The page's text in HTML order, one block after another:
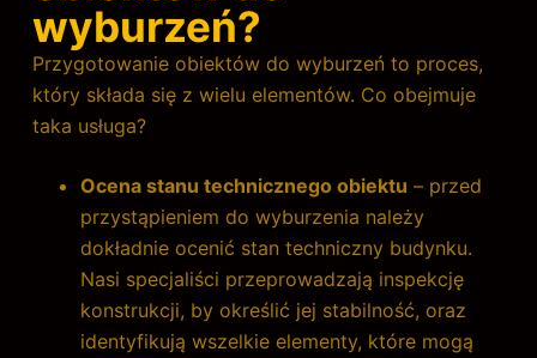
wyburzeń?
Przygotowanie obiektów do wyburzeń to proces,
który składa się z wielu elementów. Co obejmuje
taka usługa?
Ocena stanu technicznego obiektu – przed
przystąpieniem do wyburzenia należy
dokładnie ocenić stan techniczny budynku.
Nasi specjaliści przeprowadzają inspekcję
konstrukcji, by określić jej stabilność, oraz
identyfikują wszelkie elementy, które mogą